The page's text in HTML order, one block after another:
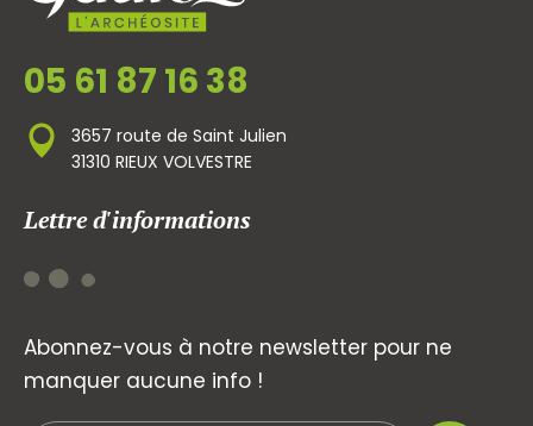
05 61 87 16 38
3657 route de Saint Julien
31310 RIEUX VOLVESTRE
Lettre d'informations
Abonnez-vous à notre newsletter pour ne
manquer aucune info !